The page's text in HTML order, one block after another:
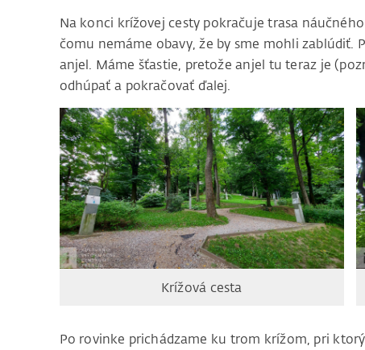
Na konci krížovej cesty pokračuje trasa
čomu nemáme obavy, že by sme mohli zablúdiť.
anjel. Máme šťastie, pretože anjel tu teraz je
odhúpať a pokračovať ďalej.
Krížová cesta
Po rovinke prichádzame ku trom krížom, pri